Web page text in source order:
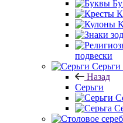
подвески
Серьги
Назад
Серьги